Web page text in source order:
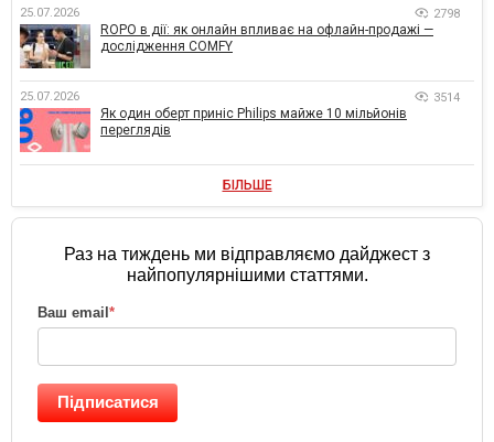
25.07.2026 2798
ROPO в дії: як онлайн впливає на офлайн-продажі —
дослідження COMFY
25.07.2026 3514
Як один оберт приніс Philips майже 10 мільйонів
переглядів
БІЛЬШЕ
Раз на тиждень ми відправляємо дайджест з
найпопулярнішими статтями.
Ваш email *
Підписатися